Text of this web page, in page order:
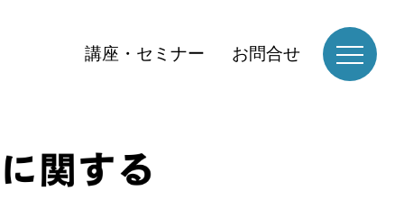
講座・セミナー お問合せ